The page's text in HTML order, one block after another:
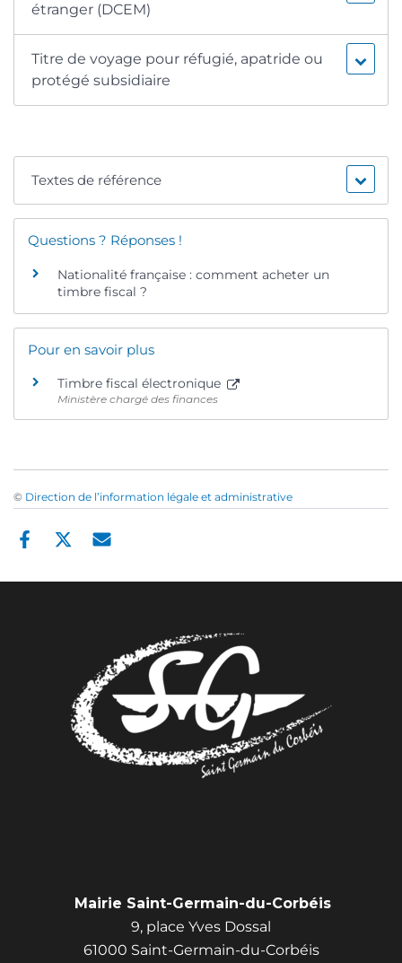
étranger (DCEM)
Titre de voyage pour réfugié, apatride ou
protégé subsidiaire
Textes de référence
Questions ? Réponses !
Nationalité française : comment acheter un
timbre fiscal ?
Pour en savoir plus
Timbre fiscal électronique
Ministère chargé des finances
© Direction de l’information légale et administrative
Mairie Saint-Germain-du-Corbéis
9, place Yves Dossal
61000 Saint-Germain-du-Corbéis